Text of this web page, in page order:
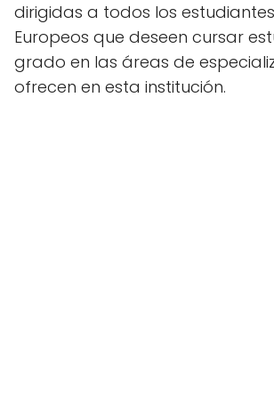
dirigidas a todos los
Europeos que deseen cursar
grado en las áreas de
ofrecen en esta institución.